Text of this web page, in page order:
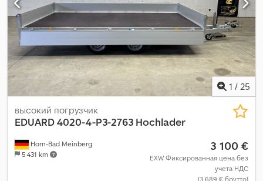
1 / 25
Horn-Bad Meinberg
5 431 km
высокий погрузчик
EDUARD4020-4-P3-2763 Hochlader
3 100 €
EXW Фиксированная цена без
учета НДС
(3 689 € брутто)